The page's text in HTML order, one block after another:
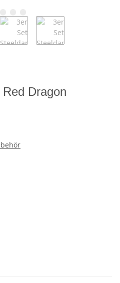
Dragon